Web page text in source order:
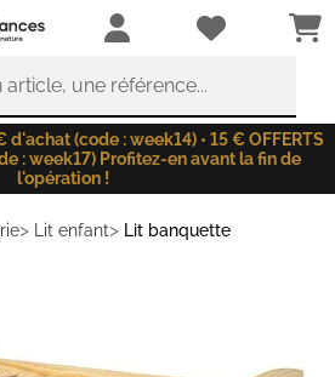
une référence...
(code : week14) • 15 € OFFERTS
: week17) Profitez-en avant la fin de
l'opération !
> Lit enfant> Lit banquette